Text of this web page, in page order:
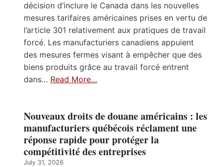
décision d’inclure le Canada dans les nouvelles
mesures tarifaires américaines prises en vertu de
l’article 301 relativement aux pratiques de travail
forcé. Les manufacturiers canadiens appuient
des mesures fermes visant à empêcher que des
biens produits grâce au travail forcé entrent
dans… Read More…
Nouveaux droits de douane américains : les
manufacturiers québécois réclament une
réponse rapide pour protéger la
compétitivité des entreprises
July 31, 2026